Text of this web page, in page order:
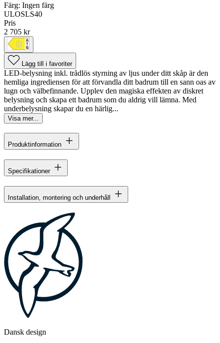
Färg: Ingen färg
ULOSLS40
Pris
2 705 kr
Lägg till i favoriter
LED-belysning inkl. trådlös styrning av ljus under ditt skåp är den
hemliga ingrediensen för att förvandla ditt badrum till en sann oas av
lugn och välbefinnande. Upplev den magiska effekten av diskret
belysning och skapa ett badrum som du aldrig vill lämna. Med
underbelysning skapar du en härlig...
Visa mer...
Produktinformation
Specifikationer
Installation, montering och underhåll
Dansk design